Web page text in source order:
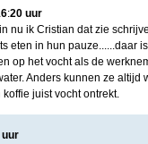
:20 uur
nu ik Cristian dat zie
eten in hun pauze......daar
op het vocht als de
Anders kunnen ze altijd
juist vocht ontrekt.
uur